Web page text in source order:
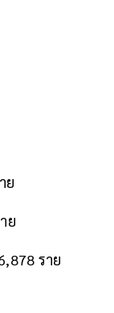
ย
ย
ราย